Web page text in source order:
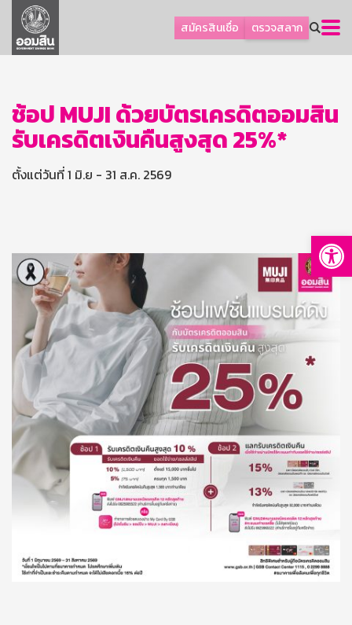
สมัครสินเชื่อ ตรวจสลาก
ลูกค้าธุรกิจ
ลูกค้าผู้ประกอบรายย่อย
ออมเพื่อสุข
เกี่ยวกับธนาคาร
ติดต่อเรา
บริการออนไลน์
TH
EN
GSB Society
ช้อป MUJI ด้วยบัตรเครดิตออมสิน
รับเครดิตเงินคืนสูงสุด 25%*
ตั้งแต่วันที่ 1 มิ.ย - 31 ส.ค. 2569